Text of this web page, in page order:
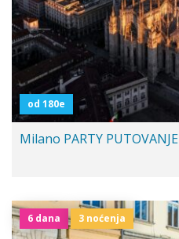
od 180e
Milano PARTY PUTOVANJE
6 dana 3 noćenja